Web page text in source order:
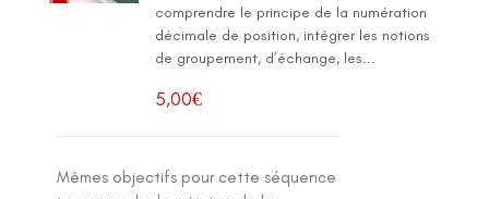
comprendre le principe de la numération
décimale de position, intégrer les notions
de groupement, d’échange, les...
5,00€
Mêmes objectifs pour cette séquence